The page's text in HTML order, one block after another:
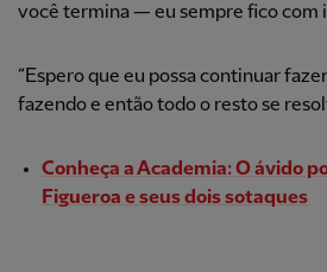
você termina — eu sempre fico com
“Espero que eu possa continuar
fazendo e então todo o resto se
Conheça a Academia: O ávido
Figueroa e seus dois sotaques